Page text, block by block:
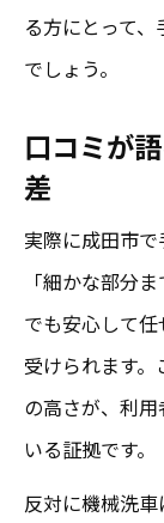
る方にとって
でしょう。
口コミが
差
実際に成田市で
「細かな部分
でも安心して
受けられます
の高さが、利
いる証拠です。
反対に機械洗